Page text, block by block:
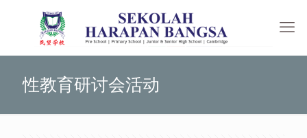
性教育研讨会活动